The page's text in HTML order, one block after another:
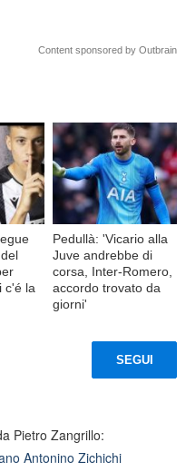
Content sponsored by Outbrain
c'é la
Pedullà: 'Vicario alla
Juve andrebbe di
corsa, Inter-Romero,
accordo trovato da
giorni'
SEGUI
Pietro Zangrillo:
Antonino Zichichi